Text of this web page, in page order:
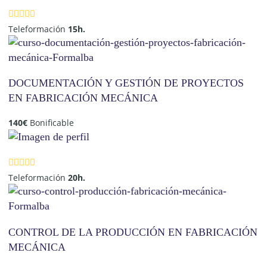
Teleformación 15h.
DOCUMENTACIÓN Y GESTIÓN DE PROYECTOS
EN FABRICACIÓN MECÁNICA
140€ Bonificable
Teleformación20h.
CONTROL DE LA PRODUCCIÓN EN FABRICACIÓN
MECÁNICA